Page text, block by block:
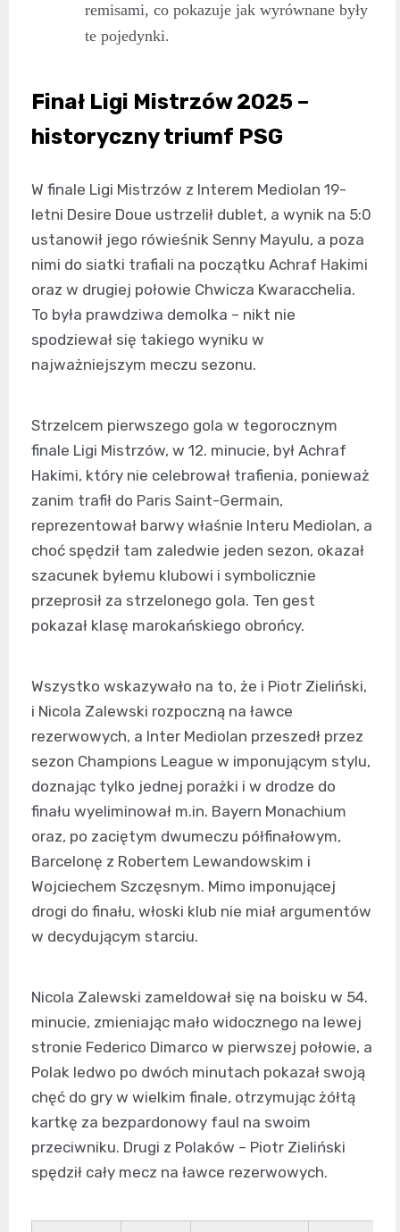
remisami, co pokazuje jak wyrównane były
te pojedynki.
Finał Ligi Mistrzów 2025 –
historyczny triumf PSG
W finale Ligi Mistrzów z Interem Mediolan 19-
letni Desire Doue ustrzelił dublet, a wynik na 5:0
ustanowił jego rówieśnik Senny Mayulu, a poza
nimi do siatki trafiali na początku Achraf Hakimi
oraz w drugiej połowie Chwicza Kwaracchelia.
To była prawdziwa demolka – nikt nie
spodziewał się takiego wyniku w
najważniejszym meczu sezonu.
Strzelcem pierwszego gola w tegorocznym
finale Ligi Mistrzów, w 12. minucie, był Achraf
Hakimi, który nie celebrował trafienia, ponieważ
zanim trafił do Paris Saint-Germain,
reprezentował barwy właśnie Interu Mediolan, a
choć spędził tam zaledwie jeden sezon, okazał
szacunek byłemu klubowi i symbolicznie
przeprosił za strzelonego gola. Ten gest
pokazał klasę marokańskiego obrońcy.
Wszystko wskazywało na to, że i Piotr Zieliński,
i Nicola Zalewski rozpoczną na ławce
rezerwowych, a Inter Mediolan przeszedł przez
sezon Champions League w imponującym stylu,
doznając tylko jednej porażki i w drodze do
finału wyeliminował m.in. Bayern Monachium
oraz, po zaciętym dwumeczu półfinałowym,
Barcelonę z Robertem Lewandowskim i
Wojciechem Szczęsnym. Mimo imponującej
drogi do finału, włoski klub nie miał argumentów
w decydującym starciu.
Nicola Zalewski zameldował się na boisku w 54.
minucie, zmieniając mało widocznego na lewej
stronie Federico Dimarco w pierwszej połowie, a
Polak ledwo po dwóch minutach pokazał swoją
chęć do gry w wielkim finale, otrzymując żółtą
kartkę za bezpardonowy faul na swoim
przeciwniku. Drugi z Polaków – Piotr Zieliński
spędził cały mecz na ławce rezerwowych.